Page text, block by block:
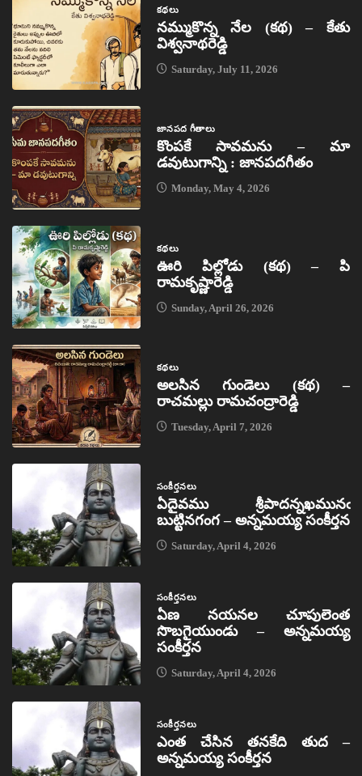
కథలు
నమ్ముకొన్న నేల (కథ) – కేతు
విశ్వనాథరెడ్డి
Saturday, July 11, 2026
జానపద గీతాలు
కొంపకే సావమను – మా
డవుటుగాన్ని : జానపదగీతం
Monday, May 4, 2026
కథలు
ఊరి పిల్లోడు (కథ) – పి
రామకృష్ణారెడ్డి
Sunday, April 26, 2026
కథలు
అలసిన గుండెలు (కథ) –
రాచమల్లు రామచంద్రారెడ్డి
Tuesday, April 7, 2026
సంకీర్తనలు
ఏదైవము శ్రీపాదన్నఖమునఁ
బుట్టినగంగ – అన్నమయ్య సంకీర్తన
Saturday, April 4, 2026
సంకీర్తనలు
ఏణ నయనల చూపులెంత
సొబగైయుండు – అన్నమయ్య
సంకీర్తన
Saturday, April 4, 2026
సంకీర్తనలు
ఎంత చేసిన తనకేది తుద –
అన్నమయ్య సంకీర్తన